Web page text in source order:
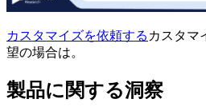
カスタマイズを依頼する カスタマ
望の場合は。
製品に関する洞察